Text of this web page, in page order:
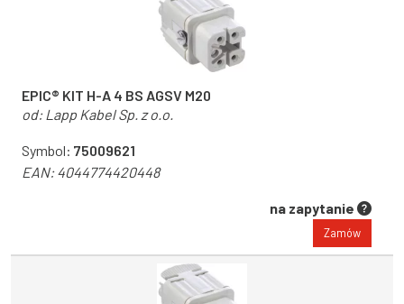
EPIC® KIT H-A 4 BS AGSV M20
od: Lapp Kabel Sp. z o.o.
Symbol: 75009621
EAN:4044774420448
na zapytanie
Zamów